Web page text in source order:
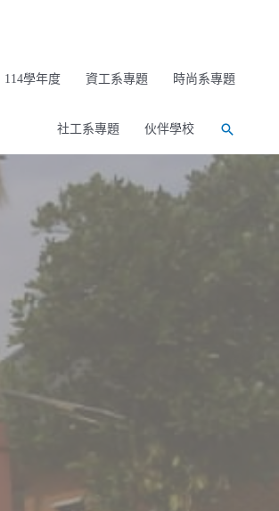
114學年度 資工系專題 時尚系專題
社工系專題 伙伴學校